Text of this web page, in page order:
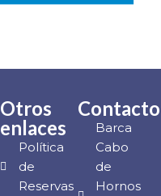
Otros
enlaces
Política
de
Reservas
Contacto
Barca
Cabo
de
Hornos